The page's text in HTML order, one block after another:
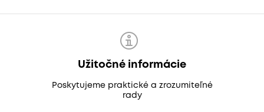
Užitočné informácie
Poskytujeme praktické a zrozumiteľné
rady